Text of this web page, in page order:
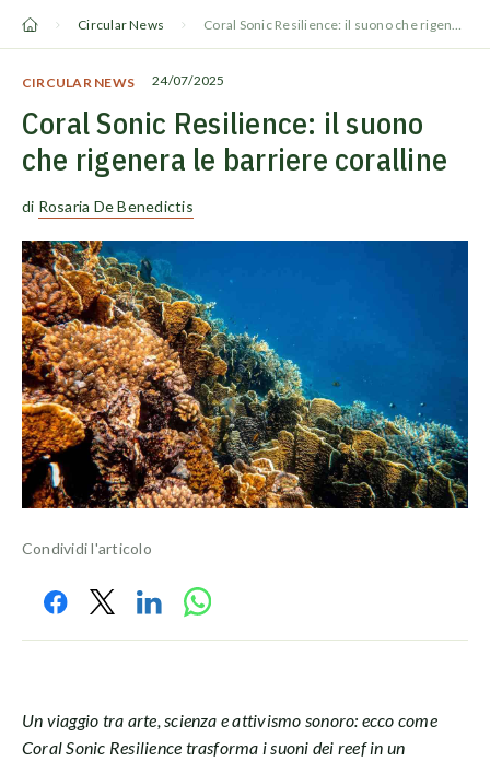
Circular News Coral Sonic Resilience: il suono che rigenera le barriere coralline
CIRCULAR NEWS 24/07/2025
Coral Sonic Resilience: il suono
che rigenera le barriere coralline
di Rosaria De Benedictis
Condividi l'articolo
Un viaggio tra arte, scienza e attivismo sonoro: ecco come
Coral Sonic Resilience trasforma i suoni dei reef in un